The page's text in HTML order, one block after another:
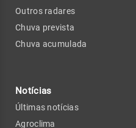
Outros radares
Chuva prevista
Chuva acumulada
Notícias
Últimas notícias
Agroclima